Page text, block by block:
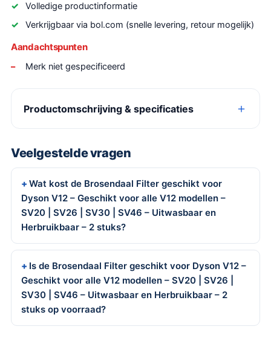
Volledige productinformatie
Verkrijgbaar via bol.com (snelle levering, retour mogelijk)
Aandachtspunten
Merk niet gespecificeerd
Productomschrijving & specificaties
Veelgestelde vragen
Wat kost de Brosendaal Filter geschikt voor
Dyson V12 – Geschikt voor alle V12 modellen –
SV20 | SV26 | SV30 | SV46 – Uitwasbaar en
Herbruikbaar – 2 stuks?
Is de Brosendaal Filter geschikt voor Dyson V12 –
Geschikt voor alle V12 modellen – SV20 | SV26 |
SV30 | SV46 – Uitwasbaar en Herbruikbaar – 2
stuks op voorraad?